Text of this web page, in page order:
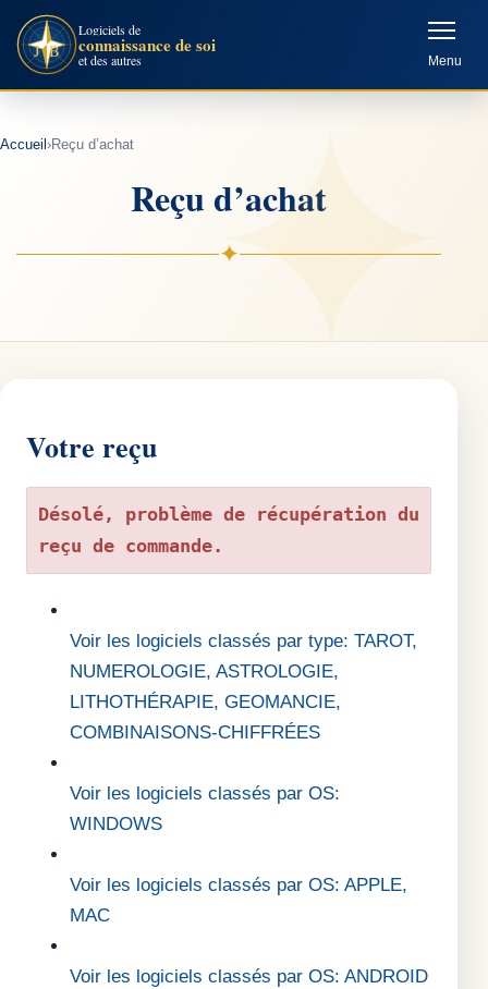
Aller
au
contenu
Logiciels de
connaissance de soi
et des autres Menu
Accueil ›Reçu d’achat
Reçu d’achat
✦
Votre reçu
Désolé, problème de récupération du
reçu de commande.
Voir les logiciels classés par type: TAROT,
NUMEROLOGIE, ASTROLOGIE,
LITHOTHÉRAPIE, GEOMANCIE,
COMBINAISONS-CHIFFRÉES
Voir les logiciels classés par OS:
WINDOWS
Voir les logiciels classés par OS: APPLE,
MAC
Voir les logiciels classés par OS: ANDROID